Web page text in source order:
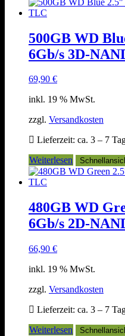
500GB WD
6Gb/s 3D-
69,90 €
inkl. 19 % MwSt.
zzgl. Versandkosten
Lieferzeit: ca. 3 – 7
Weiterlesen
480GB WD
6Gb/s 2D-
66,90 €
inkl. 19 % MwSt.
zzgl. Versandkosten
Lieferzeit: ca. 3 – 7
Weiterlesen